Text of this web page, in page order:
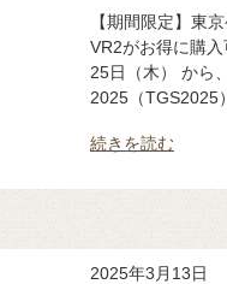
【期間限定】東
VR2がお得に購
25日（木） から
2025（
続きを読む
2025年3月13日